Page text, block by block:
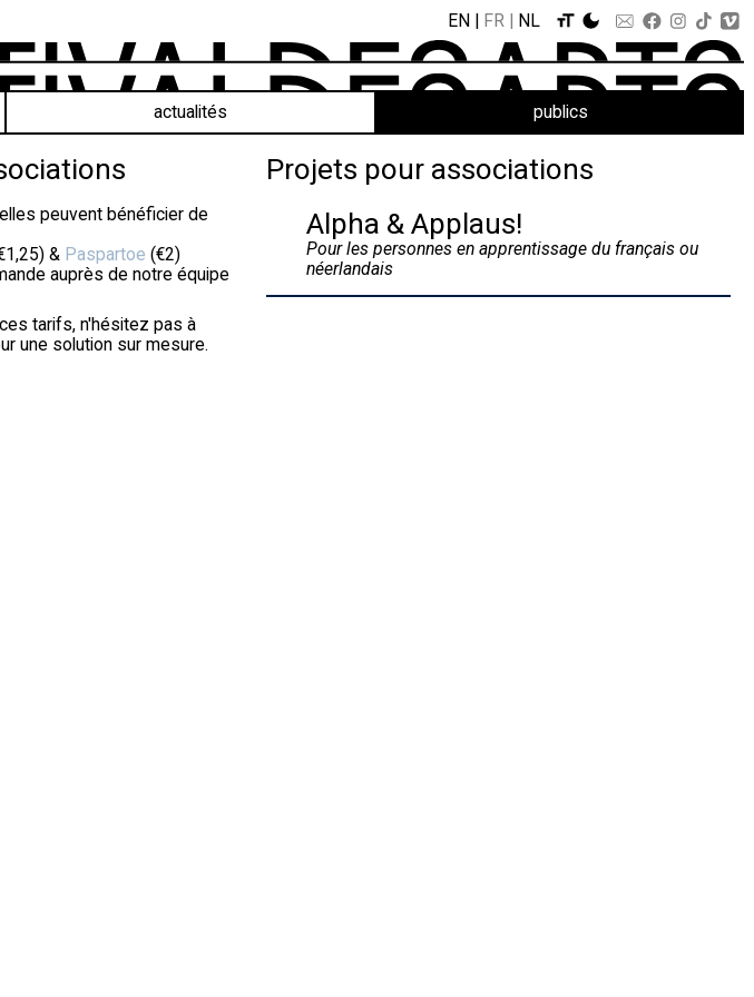
EN FR NL
actualités publics
peuvent bénéficier de
& Paspartoe (€2)
auprès de notre équipe
tarifs, n'hésitez pas à
une solution sur mesure.
Projets pour associations
Alpha & Applaus!
Pour les personnes en apprentissage du français ou
néerlandais